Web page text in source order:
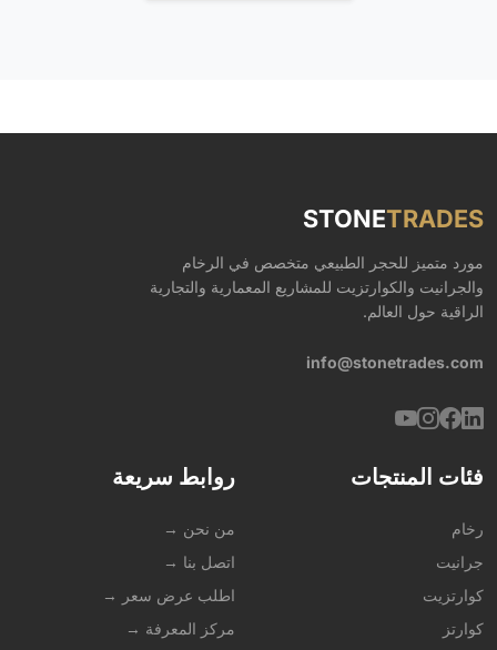
STONETRADES
مورد متميز للحجر الطبيعي متخصص في الرخام
والجرانيت والكوارتزيت للمشاريع المعمارية والتجارية
الراقية حول العالم.
info@stonetrades.com
فئات المنتجات
رخام
جرانيت
كوارتزيت
كوارتز
روابط سريعة
من نحن →
اتصل بنا →
اطلب عرض سعر →
مركز المعرفة →